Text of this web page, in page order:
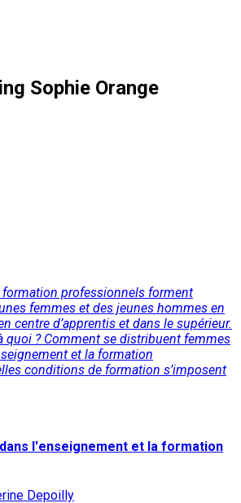
Sophie Orange
professionnels forment
femmes et des jeunes hommes en
centre d’apprentis et dans le supérieur.
quoi ? Comment se distribuent femmes
et la formation
conditions de formation s’imposent
l'enseignement et la formation
Depoilly